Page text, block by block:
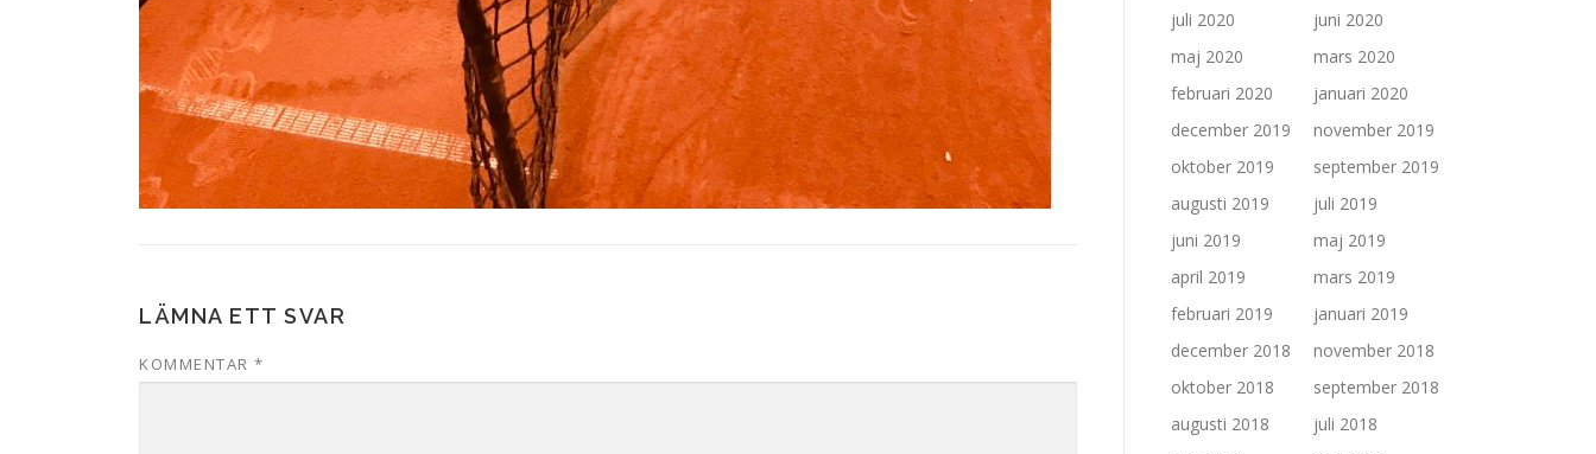
LÄMNA ETT SVAR
KOMMENTAR *
juli 2020
juni 2020
maj 2020
mars 2020
februari 2020
januari 2020
december 2019
november 2019
oktober 2019
september 2019
augusti 2019
juli 2019
juni 2019
maj 2019
april 2019
mars 2019
februari 2019
januari 2019
december 2018
november 2018
oktober 2018
september 2018
augusti 2018
juli 2018